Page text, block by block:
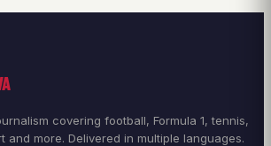
covering football, Formula 1, tennis,
and more. Delivered in multiple languages.